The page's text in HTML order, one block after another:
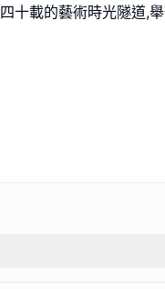
十載的藝術時光隧道,